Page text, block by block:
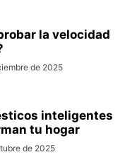
la velocidad
de 2025
inteligentes
tu hogar
de 2025